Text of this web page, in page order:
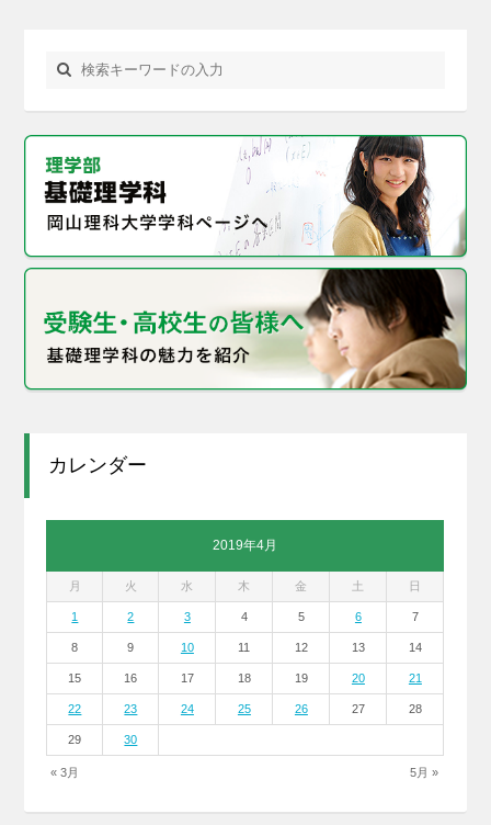
カレンダー
2019年4月
月 火 水 木 金 土 日
« 3月 5月 »
1 2 3 4 5 6 7
8 9 10 11 12 13 14
15 16 17 18 19 20 21
22 23 24 25 26 27 28
29 30